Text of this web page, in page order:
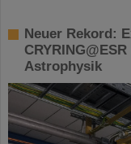
Neuer Rekord:
Astrophysik